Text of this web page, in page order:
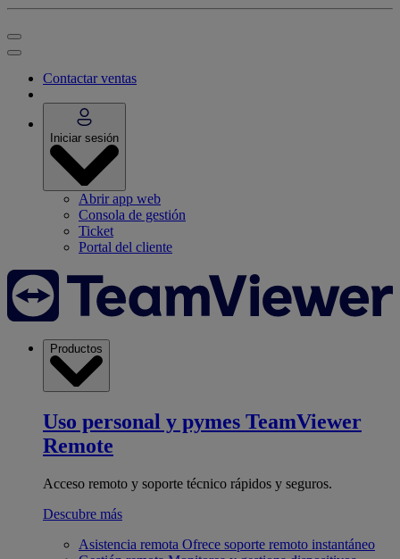
Contactar ventas
Iniciar sesión
Abrir app web
Consola de gestión
Ticket
Portal del cliente
Productos
Uso personal y pymes TeamViewer
Remote
Acceso remoto y soporte técnico rápidos y seguros.
Descubre más
Asistencia remota Ofrece soporte remoto instantáneo